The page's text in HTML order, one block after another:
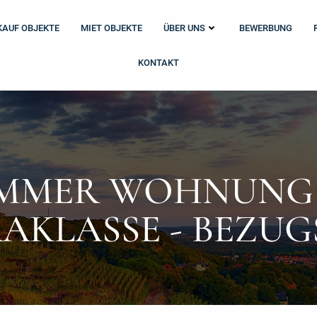
OBJEKTE MIET OBJEKTE ÜBER UNS BEWERBUNG
KONTAKT
-